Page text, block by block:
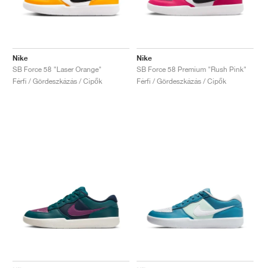
Nike
SB Force 58 "Laser Orange"
Férfi / Gördeszkázás / Cipők
Nike
SB Force 58 Premium "Rush Pink"
Férfi / Gördeszkázás / Cipők